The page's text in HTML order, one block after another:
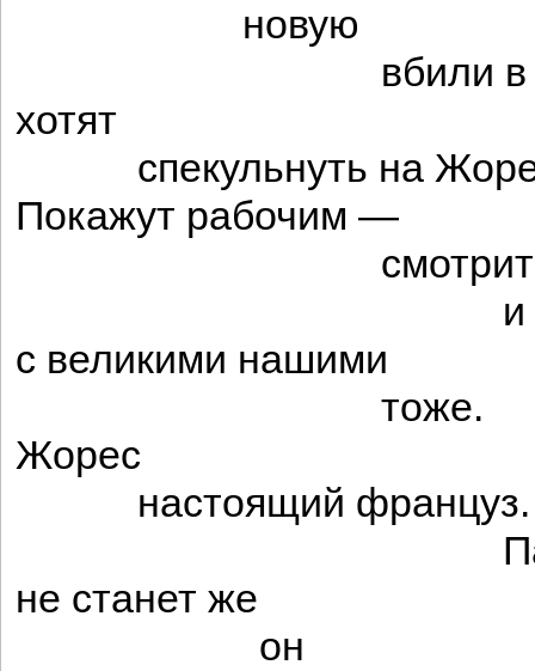
новую
вбили в
хотят
спекульнуть на
Покажут рабочим —
и
с великими нашими
тоже.
Жорес
настоящий француз.
не станет же
он